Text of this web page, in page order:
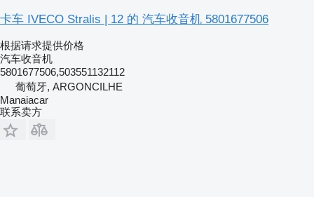
卡车 IVECO Stralis | 12 的 汽车收音机 5801677506
根据请求提供价格
汽车收音机
5801677506,503551132112
葡萄牙, ARGONCILHE
Manaiacar
联系卖方